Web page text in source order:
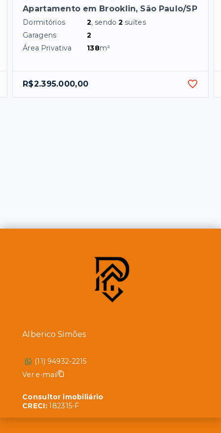
Apartamento em Brooklin, São Paulo/SP
Dormitórios 2, sendo2 suítes
Garagens
2
Área Privativa
138m²
R$2.395.000,00
Alberico Simões
(11) 94932-2215
Ver e-mail
Consultor imobiliário
CRECI:182315-F